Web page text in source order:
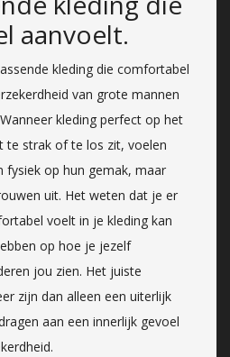
aanvoelt.
kleding die comfortabel
van grote mannen
kleding perfect op het
te strak of te los zit, voelen
fysiek op hun gemak, maar
uit. Het weten dat je er
voelt in je kleding kan
op hoe je jezelf
jou zien. Het juiste
zijn dan alleen een uiterlijk
aan een innerlijk gevoel